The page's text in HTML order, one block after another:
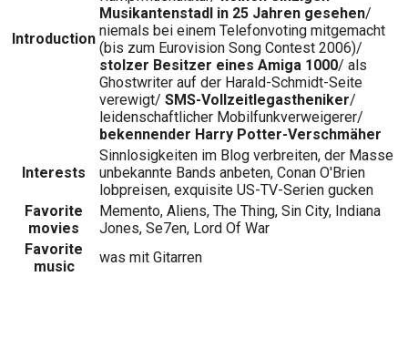
Introduction
Musikantenstadl in 25 Jahren gesehen/
niemals bei einem Telefonvoting mitgemacht
(bis zum Eurovision Song Contest 2006)/
stolzer Besitzer eines Amiga 1000/ als
Ghostwriter auf der Harald-Schmidt-Seite
verewigt/ SMS-Vollzeitlegastheniker/
leidenschaftlicher Mobilfunkverweigerer/
bekennender Harry Potter-Verschmäher
Interests
Sinnlosigkeiten im Blog verbreiten, der Masse
unbekannte Bands anbeten, Conan O'Brien
lobpreisen, exquisite US-TV-Serien gucken
Favorite
movies
Memento, Aliens, The Thing, Sin City, Indiana
Jones, Se7en, Lord Of War
Favorite
music
was mit Gitarren